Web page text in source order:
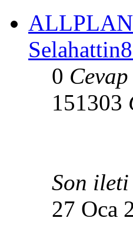
0 Cevap
151303
Son ileti
27 Oca